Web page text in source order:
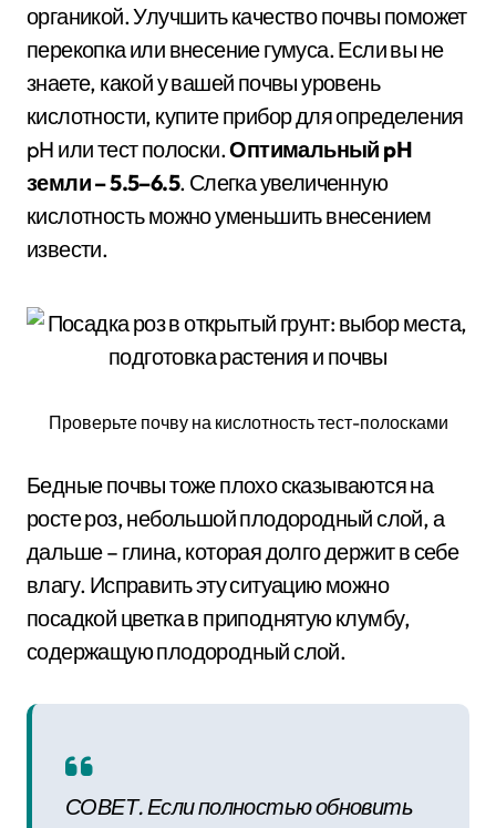
органикой. Улучшить качество почвы поможет
перекопка или внесение гумуса. Если вы не
знаете, какой у вашей почвы уровень
кислотности, купите прибор для определения
pH или тест полоски.Оптимальный pH
земли – 5.5–6.5. Слегка увеличенную
кислотность можно уменьшить внесением
извести.
Проверьте почву на кислотность тест-полосками
Бедные почвы тоже плохо сказываются на
росте роз, небольшой плодородный слой, а
дальше – глина, которая долго держит в себе
влагу. Исправить эту ситуацию можно
посадкой цветка в приподнятую клумбу,
содержащую плодородный слой.
СОВЕТ. Если полностью обновить